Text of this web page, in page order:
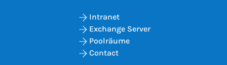
Intranet
Exchange Server
Poolräume
Contact